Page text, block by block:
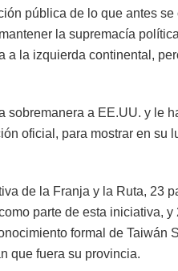
pública de lo que antes se
la supremacía
a la izquierda continental,
sobremanera a EE.UU. y le
oficial, para mostrar en su
de la Franja y la Ruta, 23
parte de esta iniciativa, y
formal de Taiwán
que fuera su provincia.